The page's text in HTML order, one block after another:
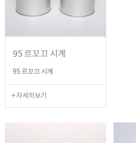
95 르꼬끄 시계
95 르꼬끄 시계
+ 자세히보기